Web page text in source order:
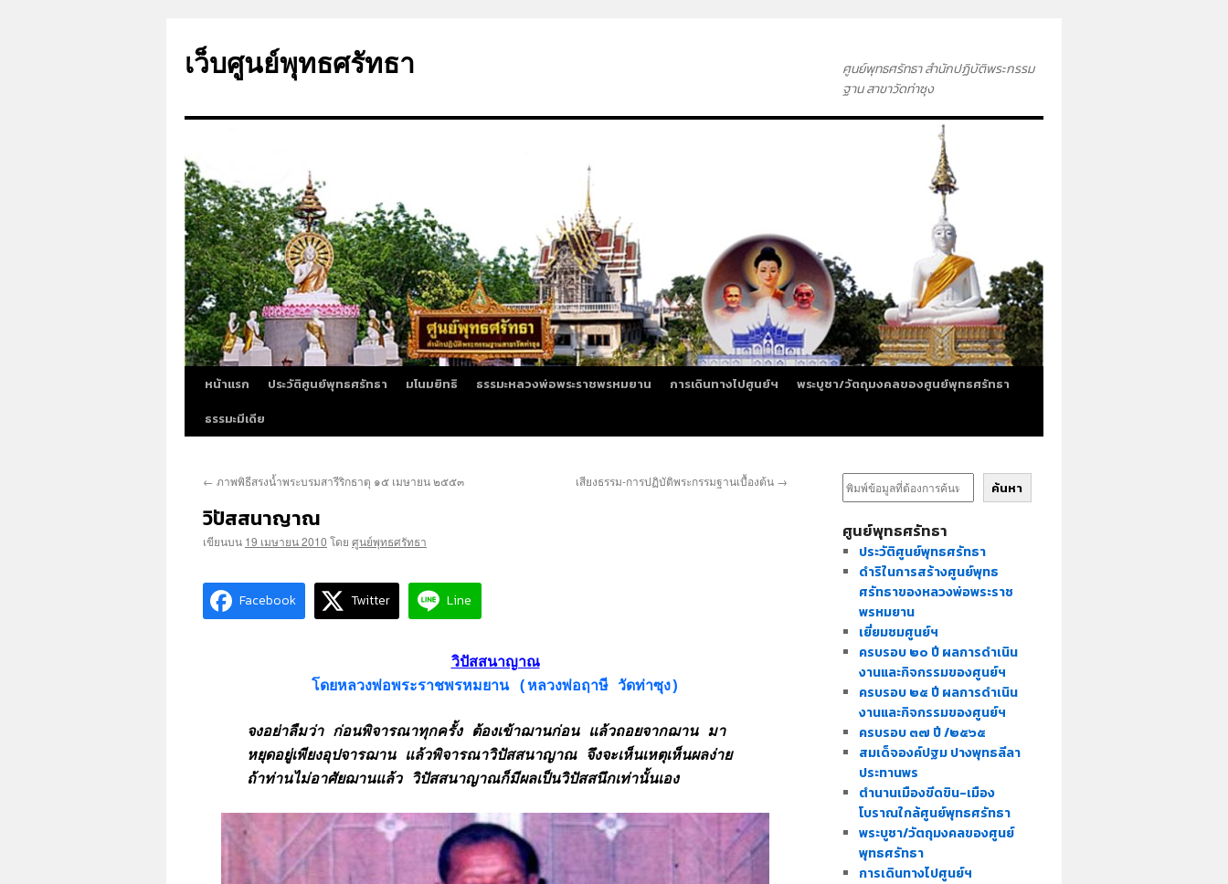
ยัง
เว็บศูนย์พุทธศรัทธา
ศูนย์พุทธศรัทธา สำนักปฏิบัติพระกรรม
ฐาน สาขาวัดท่าซุง
หน้าแรก ประวัติศูนย์พุทธศรัทธา มโนมยิทธิ ธรรมะหลวงพ่อพระราชพรหมยาน การเดินทางไปศูนย์ฯ
พระบูชา/วัตถุมงคลของศูนย์พุทธศรัทธา
ธรรมะมีเดีย
← ภาพพิธีสรงน้ำพระบรมสารีริกธาตุ ๑๕ เมษายน ๒๕๕๓ เสียงธรรม-การปฏิบัติพระกรรมฐานเบื้องต้น →
วิปัสสนาญาณ
เขียนบน 19 เมษายน 2010 โดย ศูนย์พุทธศรัทธา
Facebook Twitter Line
วิปัสสนาญาณ
โดยหลวงพ่อพระราชพรหมยาน (หลวงพ่อฤาษี วัดท่าซุง)
จงอย่าลืมว่า ก่อนพิจารณาทุกครั้ง ต้องเข้าฌานก่อน แล้วถอยจากฌาน มา
หยุดอยู่เพียงอุปจารฌาน แล้วพิจารณาวิปัสสนาญาณ จึงจะเห็นเหตุเห็นผลง่าย
ถ้าท่านไม่อาศัยฌานแล้ว วิปัสสนาญาณก็มีผลเป็นวิปัสสนึกเท่านั้นเอง
ค้นหา
ศูนย์พุทธศรัทธา
ประวัติศูนย์พุทธศรัทธา
ดำริในการสร้างศูนย์พุทธ
ศรัทธาของหลวงพ่อพระราช
พรหมยาน
เยี่ยมชมศูนย์ฯ
ครบรอบ ๒๐ ปี ผลการดำเนิน
งานและกิจกรรมของศูนย์ฯ
ครบรอบ ๒๕ ปี ผลการดำเนิน
งานและกิจกรรมของศูนย์ฯ
ครบรอบ ๓๗ ปี /๒๕๖๕
สมเด็จองค์ปฐม ปางพุทธลีลา
ประทานพร
ตำนานเมืองขีดขิน-เมือง
โบราณใกล้ศูนย์พุทธศรัทธา
พระบูชา/วัตถุมงคลของศูนย์
พุทธศรัทธา
การเดินทางไปศูนย์ฯ